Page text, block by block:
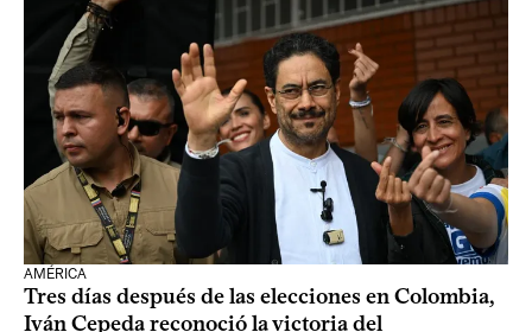
AMÉRICA
Tres días después de las elecciones en Colombia,
Iván Cepeda reconoció la victoria del